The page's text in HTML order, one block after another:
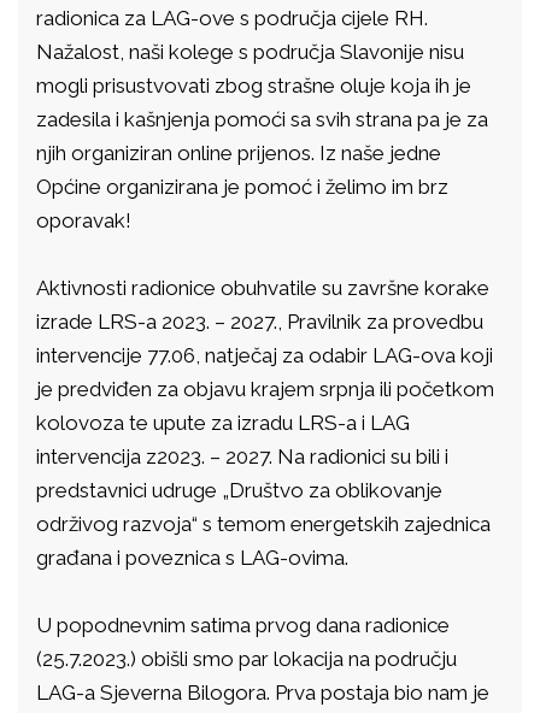
radionica za LAG-ove s područja cijele RH.
Nažalost, naši kolege s područja Slavonije nisu
mogli prisustvovati zbog strašne oluje koja ih je
zadesila i kašnjenja pomoći sa svih strana pa je za
njih organiziran online prijenos. Iz naše jedne
Općine organizirana je pomoć i želimo im brz
oporavak!
Aktivnosti radionice obuhvatile su završne korake
izrade LRS-a 2023. – 2027., Pravilnik za provedbu
intervencije 77.06, natječaj za odabir LAG-ova koji
je predviđen za objavu krajem srpnja ili početkom
kolovoza te upute za izradu LRS-a i LAG
intervencija z2023. – 2027. Na radionici su bili i
predstavnici udruge „Društvo za oblikovanje
održivog razvoja“ s temom energetskih zajednica
građana i poveznica s LAG-ovima.
U popodnevnim satima prvog dana radionice
(25.7.2023.) obišli smo par lokacija na području
LAG-a Sjeverna Bilogora. Prva postaja bio nam je